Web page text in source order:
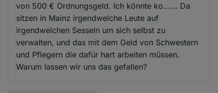
von 500 € Ordnungsgeld. Ich könnte ko...... Da
sitzen in Mainz irgendwelche Leute auf
irgendwelchen Sesseln um sich selbst zu
verwalten, und das mit dem Geld von Schwestern
und Pflegern die dafür hart arbeiten müssen.
Warum lassen wir uns das gefallen?